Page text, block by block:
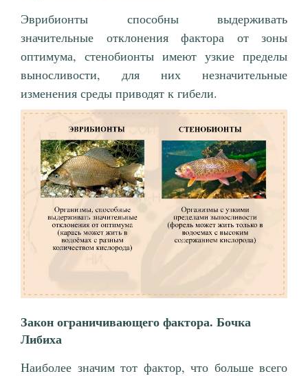
Эврибионты способны выдерживать
значительные отклонения фактора от зоны
оптимума, стенобионты имеют узкие пределы
выносливости, для них незначительные
изменения среды приводят к гибели.
Закон ограничивающего фактора. Бочка
Либиха
Наиболее значим тот фактор, что больше всего